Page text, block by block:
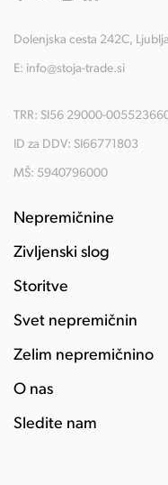
Dolenjska cesta 242C,
E: info@stoja-trade.si
TRR: SI56 29000-
ID za DDV: SI66771803
MŠ: 5940796000
Nepremičnine
Življenski slog
Storitve
Svet nepremičnin
Želim nepremičnino
O nas
Sledite nam